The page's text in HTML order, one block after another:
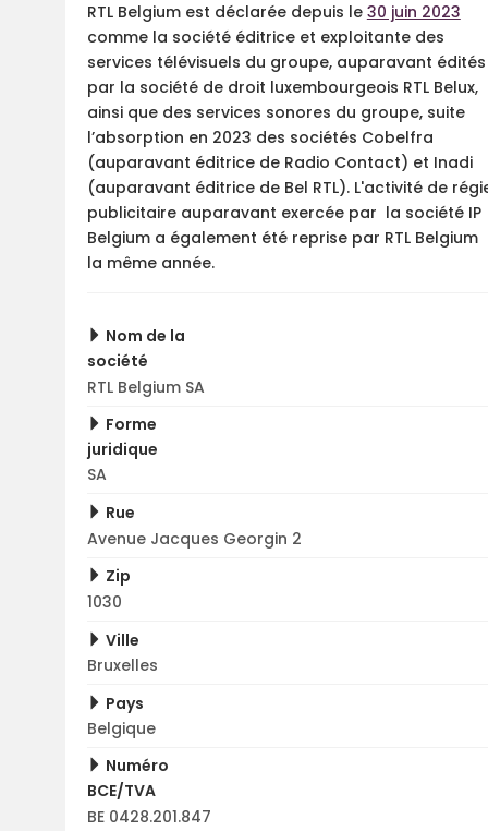
RTL Belgium est déclarée depuis le 30 juin 2023
comme la société éditrice et exploitante des
services télévisuels du groupe, auparavant édités
par la société de droit luxembourgeois RTL Belux,
ainsi que des services sonores du groupe, suite
l’absorption en 2023 des sociétés Cobelfra
(auparavant éditrice de Radio Contact) et Inadi
(auparavant éditrice de Bel RTL). L'activité de
publicitaire auparavant exercée par la société IP
Belgium a également été reprise par RTL Belgium
la même année.
Nom de la
société
RTL Belgium SA
Forme
juridique
SA
Rue
Avenue Jacques Georgin 2
Zip
1030
Ville
Bruxelles
Pays
Belgique
Numéro
BCE/TVA
BE 0428.201.847